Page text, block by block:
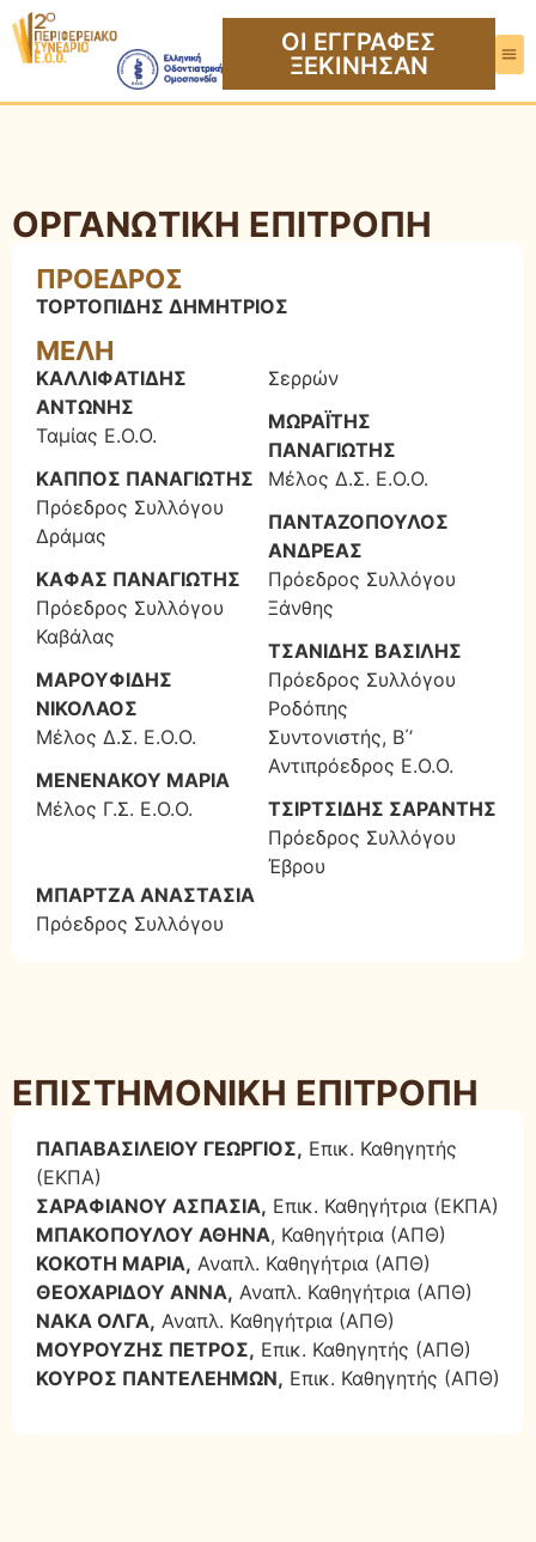
ΟΙ ΕΓΓΡΑΦΕΣ
ΞΕΚΙΝΗΣΑΝ
ΟΡΓΑΝΩΤΙΚΗ ΕΠΙΤΡΟΠΗ
ΠΡΟΕΔΡΟΣ
ΤΟΡΤΟΠΙΔΗΣ ΔΗΜΗΤΡΙΟΣ
ΜΕΛΗ
ΚΑΛΛΙΦΑΤΙΔΗΣ
ΑΝΤΩΝΗΣ
Ταμίας Ε.Ο.Ο.
ΚΑΠΠΟΣ ΠΑΝΑΓΙΩΤΗΣ
Πρόεδρος Συλλόγου
Δράμας
ΚΑΦΑΣ ΠΑΝΑΓΙΩΤΗΣ
Πρόεδρος Συλλόγου
Καβάλας
ΜΑΡΟΥΦΙΔΗΣ
ΝΙΚΟΛΑΟΣ
Μέλος Δ.Σ. Ε.Ο.Ο.
ΜΕΝΕΝΑΚΟΥ ΜΑΡΙΑ
Μέλος Γ.Σ. Ε.Ο.Ο.
ΜΠΑΡΤΖΑ ΑΝΑΣΤΑΣΙΑ
Πρόεδρος Συλλόγου
Σερρών
ΜΩΡΑΪΤΗΣ
ΠΑΝΑΓΙΩΤΗΣ
Μέλος Δ.Σ. Ε.Ο.Ο.
ΠΑΝΤΑΖΟΠΟΥΛΟΣ
ΑΝΔΡΕΑΣ
Πρόεδρος Συλλόγου
Ξάνθης
ΤΣΑΝΙΔΗΣ ΒΑΣΙΛΗΣ
Πρόεδρος Συλλόγου
Ροδόπης
Συντονιστής, Β΄’
Αντιπρόεδρος Ε.Ο.Ο.
ΤΣΙΡΤΣΙΔΗΣ ΣΑΡΑΝΤΗΣ
Πρόεδρος Συλλόγου
Έβρου
ΕΠΙΣΤΗΜΟΝΙΚΗ ΕΠΙΤΡΟΠΗ
ΠΑΠΑΒΑΣΙΛΕΙΟΥ ΓΕΩΡΓΙΟΣ, Επικ. Καθηγητής
(ΕΚΠΑ)
ΣΑΡΑΦΙΑΝΟΥ ΑΣΠΑΣΙΑ, Επικ. Καθηγήτρια (ΕΚΠΑ)
ΜΠΑΚΟΠΟΥΛΟΥ ΑΘΗΝΑ, Καθηγήτρια (ΑΠΘ)
ΚΟΚΟΤΗ ΜΑΡΙΑ, Αναπλ. Καθηγήτρια (ΑΠΘ)
ΘΕΟΧΑΡΙΔΟΥ ΑΝΝΑ, Αναπλ. Καθηγήτρια (ΑΠΘ)
ΝΑΚΑ ΟΛΓΑ, Αναπλ. Καθηγήτρια (ΑΠΘ)
ΜΟΥΡΟΥΖΗΣ ΠΕΤΡΟΣ, Επικ. Καθηγητής (ΑΠΘ)
ΚΟΥΡΟΣ ΠΑΝΤΕΛΕΗΜΩΝ, Επικ. Καθηγητής (ΑΠΘ)